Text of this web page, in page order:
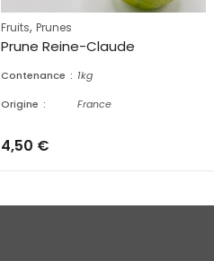
Fruits, Prunes
Prune Reine-Claude
Contenance
1kg
Origine
France
4,50 €